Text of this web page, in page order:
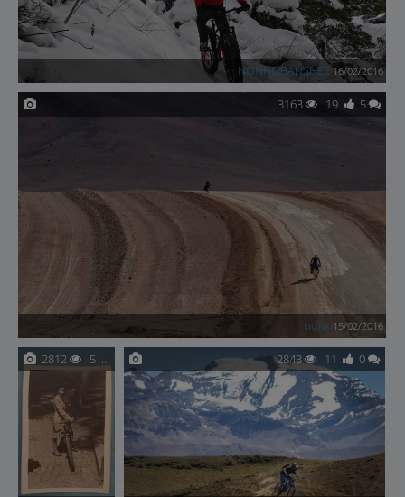
NONNOBANSHEE 16/02/2016
3163 19 5
nofix 15/02/2016
2812 5 2843 11 0